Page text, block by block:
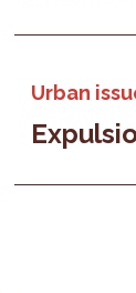
Urban